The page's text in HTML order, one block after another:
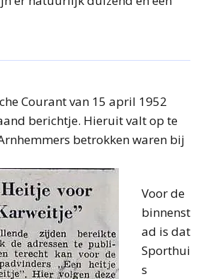
Courant van 15 april 1952
berichtje. Hieruit valt op te
betrokken waren bij
Voor de
binnenst
ad is dat
Sporthui
s